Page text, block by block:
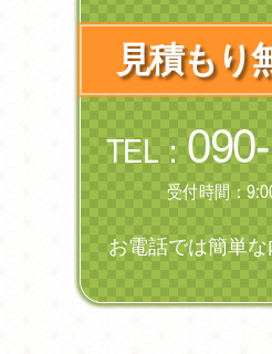
見積もり
TEL：
受付時間：
お電話では簡単